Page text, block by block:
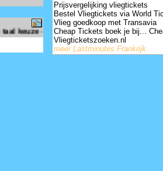
taal keuze - choose your language -
Prijsvergelijking vliegtickets
Bestel Vliegtickets via World
Vlieg goedkoop met Transavia
Cheap Tickets boek je bij...
Vliegticketszoeken.nl
meer Lastminutes Frankrijk